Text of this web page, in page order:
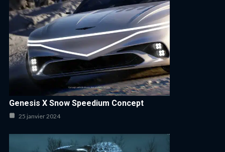
Genesis X Snow Speedium Concept
25 janvier 2024